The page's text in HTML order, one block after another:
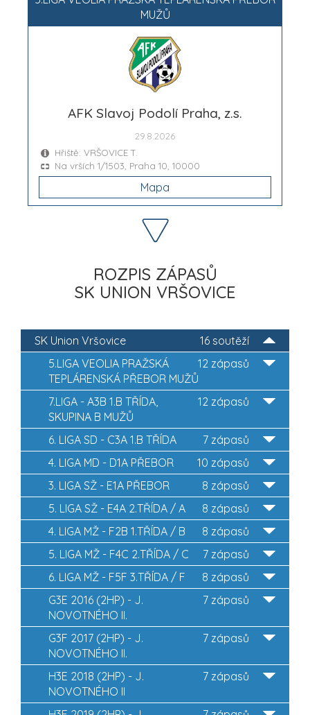
MUŽŮ
AFK Slavoj Podolí Praha, z.s.
29.8.2026
Hřiště: VRŠOVICE T.
Na vrších 1/1503, Praha 10, 10000
Mapa
ROZPIS ZÁPASŮ
SK UNION VRŠOVICE
16 soutěží
SK Union Vršovice
12 zápasů
5.LIGA VEOLIA PRAŽSKÁ
TEPLÁRENSKÁ PŘEBOR MUŽŮ
12 zápasů
7.LIGA - A3B 1.B TŘÍDA,
SKUPINA B MUŽŮ
7 zápasů
6. LIGA SD - C3A 1.B TŘÍDA
10 zápasů
4. LIGA MD - D1A PŘEBOR
8 zápasů
3. LIGA SŽ - E1A PŘEBOR
8 zápasů
5. LIGA SŽ - E4A 2.TŘÍDA / A
8 zápasů
4. LIGA MŽ - F2B 1.TŘÍDA / B
7 zápasů
5. LIGA MŽ - F4C 2.TŘÍDA / C
8 zápasů
6. LIGA MŽ - F5F 3.TŘÍDA / F
7 zápasů
G3E 2016 (2HP) - J.
NOVOTNÉHO II.
7 zápasů
G3F 2017 (2HP) - J.
NOVOTNÉHO II.
7 zápasů
H3E 2018 (2HP) - J.
NOVOTNÉHO II